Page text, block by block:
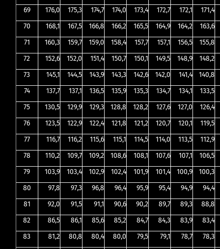
69
176,0 175,3 174,7 174,0 173,4 172,7 172,1
171,4
70
168,1 167,5 166,8 166,2 165,5 164,9 164,2
163,6
71
160,3 159,7 159,0 158,4 157,7 157,1 156,5
155,8
72
152,6 152,0 151,4 150,7 150,1 149,5 148,9
148,2
73
145,1 144,5 143,9 143,3 142,6 142,0 141,4
140,8
74
137,7 137,1 136,5 135,9 135,3 134,7 134,1
133,5
75
130,5 129,9 129,3 128,8 128,2 127,6 127,0
126,4
76
123,5 122,9 122,4 121,8 121,2 120,7 120,1
119,5
77
116,7 116,2 115,6 115,1 114,5 114,0 113,5
112,9
78
110,2 109,7 109,2 108,6 108,1 107,6 107,1
106,5
79
103,9 103,4 102,9 102,4 101,9 101,4 100,9
100,3
80
97,8 97,3 96,8 96,4 95,9 95,4 94,9
94,4
81
92,0 91,5 91,1 90,6 90,2 89,7 89,3
88,8
82
86,5 86,1 85,6 85,2 84,7 84,3 83,9
83,4
83
81,2 80,8 80,4 80,0 79,5 79,1 78,7
78,3